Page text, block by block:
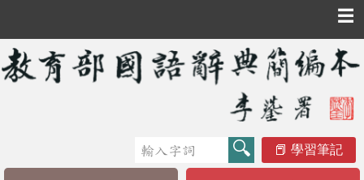
☰
學習筆記